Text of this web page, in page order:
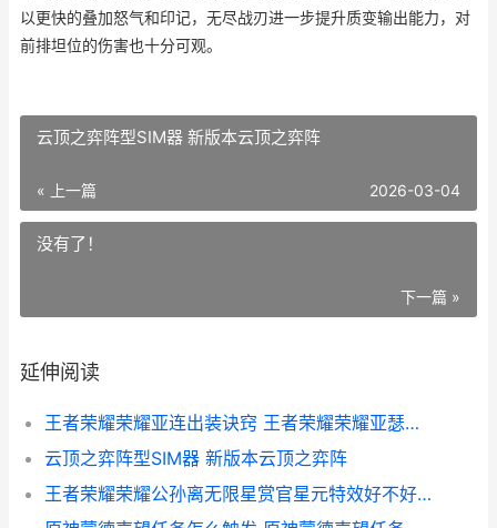
以更快的叠加怒气和印记，无尽战刃进一步提升质变输出能力，对
前排坦位的伤害也十分可观。
云顶之弈阵型SIM器 新版本云顶之弈阵
« 上一篇 2026-03-04
没有了！
下一篇 »
延伸阅读
王者荣耀荣耀亚连出装诀窍 王者荣耀荣耀亚瑟称号
云顶之弈阵型SIM器 新版本云顶之弈阵
王者荣耀荣耀公孙离无限星赏官星元特效好不好 王者荣耀公仔官方